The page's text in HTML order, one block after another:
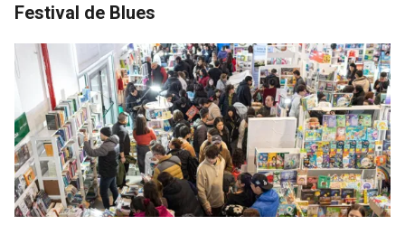
Festival de Blues